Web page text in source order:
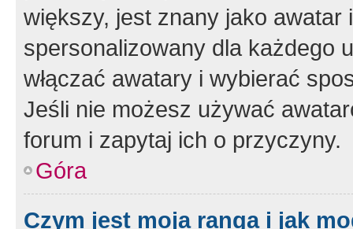
większy, jest znany jako
spersonalizowany dla każdego
włączać awatary i wybierać
Jeśli nie możesz używać
forum i zapytaj ich o przyczyny.
Góra
Czym jest moja ranga i jak